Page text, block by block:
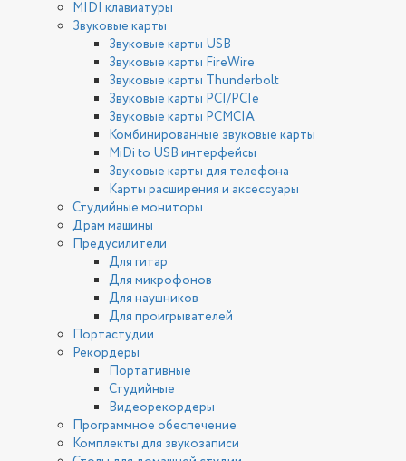
MIDI клавиатуры
Звуковые карты
Звуковые карты USB
Звуковые карты FireWire
Звуковые карты Thunderbolt
Звуковые карты PCI/PCIe
Звуковые карты PCMCIA
Комбинированные звуковые карты
MiDi to USB интерфейсы
Звуковые карты для телефона
Карты расширения и аксессуары
Студийные мониторы
Драм машины
Предусилители
Для гитар
Для микрофонов
Для наушников
Для проигрывателей
Портастудии
Рекордеры
Портативные
Студийные
Видеорекордеры
Программное обеспечение
Комплекты для звукозаписи